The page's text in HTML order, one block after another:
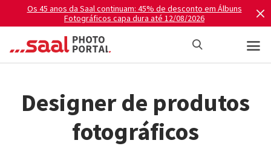
Os 45 anos da Saal continuam: 45% de desconto em Álbuns
Fotográficos capa dura até 12/08/2026
Designer de produtos
fotográficos